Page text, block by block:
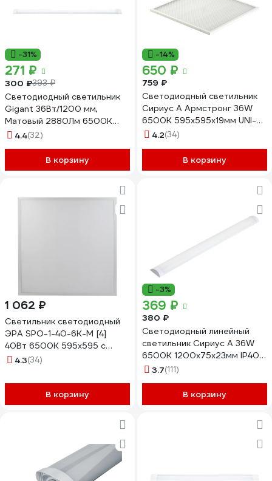
-31%
271 ₽
300 ₽393 ₽
Cветодиодный светильник
Gigant 36Вт/1200 мм,
Матовый 2880Лм 6500К
1200мм IP40 GL-02-02
4.4(32)
В корзину
-14%
650 ₽
759 ₽
Светодиодный светильник
Сириус А Армстронг 36W
6500K 595х595х19мм UNI-
595x595-36W-PR-65K
4.2(34)
В корзину
1 062 ₽
Светильник светодиодный
ЭРА SPO-1-40-6K-M [4]
40Вт 6500К 595x595 с
равномерной засветкой
4.3(34)
В корзину
-3%
369 ₽
380 ₽
Светодиодный линейный
светильник Сириус А 36W
6500K 1200х75х23мм IP40
SiriusA LU-1200-36W-OP-
3.7(111)
В корзину